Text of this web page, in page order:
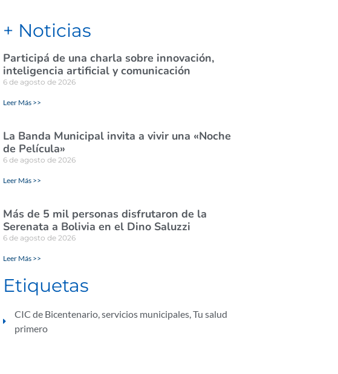
+ Noticias
Participá de una charla sobre innovación,
inteligencia artificial y comunicación
6 de agosto de 2026
Leer Más >>
La Banda Municipal invita a vivir una «Noche
de Película»
6 de agosto de 2026
Leer Más >>
Más de 5 mil personas disfrutaron de la
Serenata a Bolivia en el Dino Saluzzi
6 de agosto de 2026
Leer Más >>
Etiquetas
CIC de Bicentenario,servicios municipales,Tu salud
primero